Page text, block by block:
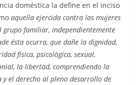
doméstica la define en el inciso
aquella ejercida contra las mujeres
familiar, independientemente
ésta ocurra, que dañe la dignidad,
física, psicológica, sexual,
la libertad, comprendiendo la
el derecho al pleno desarrollo de